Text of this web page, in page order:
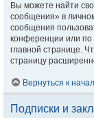
Вы можете найти
сообщения» в
сообщения
конференции или
главной странице.
страницу
Вернуться к
Подписки и